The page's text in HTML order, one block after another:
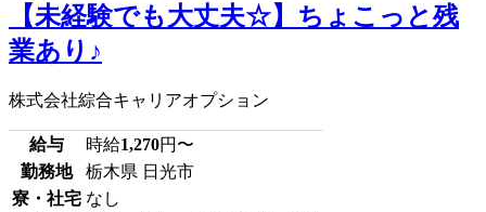
【未経験でも大丈夫☆】ちょこっと残
業あり♪
株式会社綜合キャリアオプション
給与 時給1,270円〜
勤務地
栃木県 日光市
寮・社宅 なし